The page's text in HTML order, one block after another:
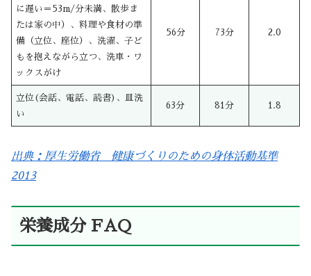
に遅い＝53m/分未満、散歩ま
たは家の中）、料理や食材の準
備（立位、座位）、洗濯、子ど
もを抱えながら立つ、洗車・ワ
ックスがけ
56分 73分 2.0
立位(会話、電話、読書)、皿洗
い
63分 81分 1.8
出典：厚生労働省 健康づくりのための身体活動基準
2013
栄養成分 FAQ